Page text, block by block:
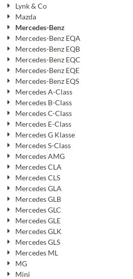
Lynk & Co
Mazda
Mercedes-Benz
Mercedes-Benz EQA
Mercedes-Benz EQB
Mercedes-Benz EQC
Mercedes-Benz EQE
Mercedes-Benz EQS
Mercedes A-Class
Mercedes B-Class
Mercedes C-Class
Mercedes E-Class
Mercedes G Klasse
Mercedes S-Class
Mercedes AMG
Mercedes CLA
Mercedes CLS
Mercedes GLA
Mercedes GLB
Mercedes GLC
Mercedes GLE
Mercedes GLK
Mercedes GLS
Mercedes ML
MG
Mini